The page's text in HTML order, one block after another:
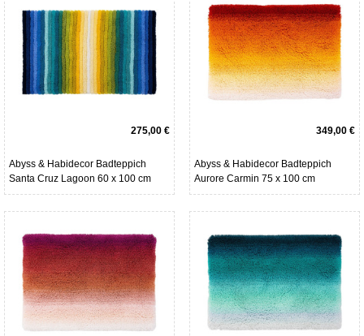
275,00 €
Abyss & Habidecor Badteppich
Santa Cruz Lagoon 60 x 100 cm
349,00 €
Abyss & Habidecor Badteppich
Aurore Carmin 75 x 100 cm